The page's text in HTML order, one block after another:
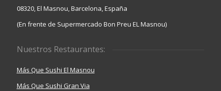
08320, El Masnou, Barcelona, España
(En frente de Supermercado Bon Preu EL Masnou)
Nuestros Restaurantes:
Más Que Sushi El Masnou
Más Que Sushi Gran Via